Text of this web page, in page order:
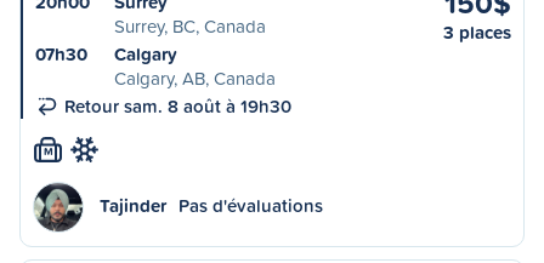
Surrey, BC, Canada
07h30
Calgary
Calgary, AB, Canada
Retour sam. 8 août à 19h30
3 places
M
Tajinder Pas d'évaluations